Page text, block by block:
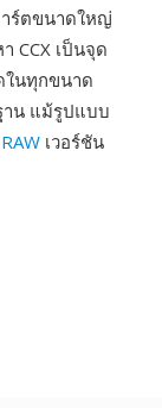
ร์ตขนาดใหญ่
CCX เป็นจุด
ในทุกขนาด
าน แม้รูปแบบ
เวอร์ชัน